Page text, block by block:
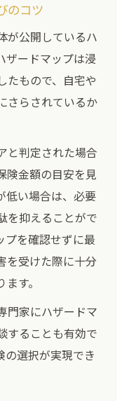
のコツ
が公開しているハ
ザードマップは浸
たもので、自宅や
さらされているか
と判定された場合
険金額の目安を見
低い場合は、必要
を抑えることがで
プを確認せずに最
を受けた際に十分
す。
門家にハザードマ
することも有効で
の選択が実現でき